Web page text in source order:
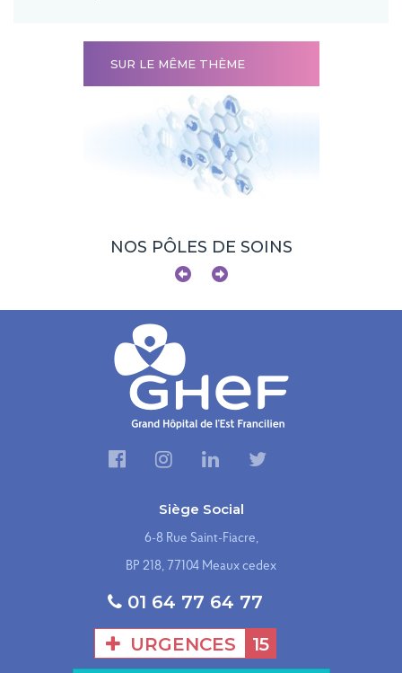
SUR LE MÊME THÈME
NOS PÔLES DE SOINS
Siège Social
6-8 Rue Saint-Fiacre,
BP 218, 77104 Meaux cedex
01 64 77 64 77
URGENCES
15